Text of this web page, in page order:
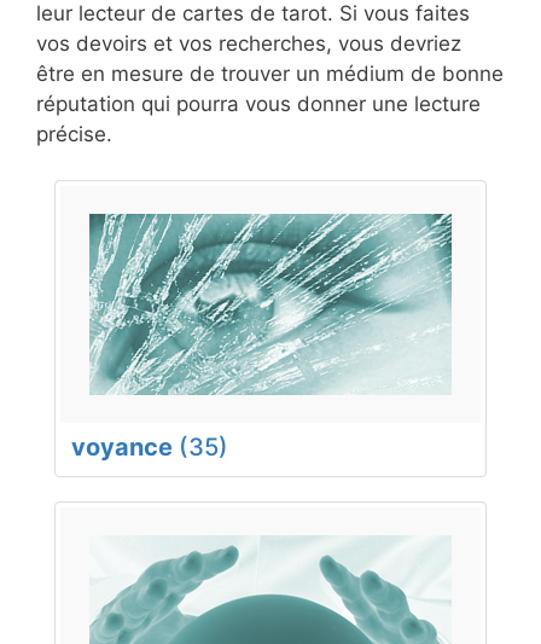
leur lecteur de cartes de tarot. Si vous faites
vos devoirs et vos recherches, vous devriez
être en mesure de trouver un médium de bonne
réputation qui pourra vous donner une lecture
précise.
voyance (35)